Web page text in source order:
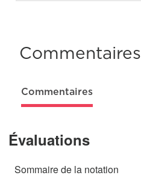
Commentaires
Commentaires